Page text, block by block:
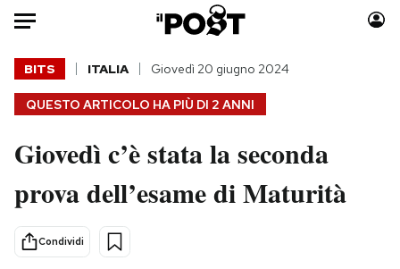
Auto
HOME
Italia
Politica
Tecnologia
Internet
Moda
Consumismi
QUESTO ARTICOLO HA PIÙ DI 2 ANNI
BITS ITALIA Giovedì 20 giugno 2024
Giovedì c’è stata la seconda
prova dell’esame di Maturità
Condividi